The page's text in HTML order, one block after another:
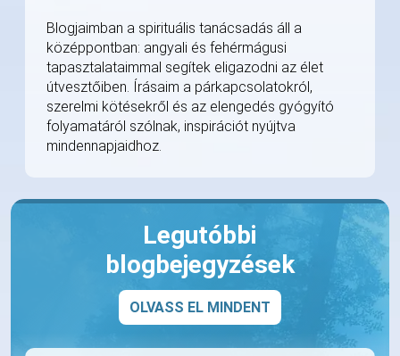
Blogjaimban a spirituális tanácsadás áll a
középpontban: angyali és fehérmágusi
tapasztalataimmal segítek eligazodni az élet
útvesztőiben. Írásaim a párkapcsolatokról,
szerelmi kötésekről és az elengedés gyógyító
folyamatáról szólnak, inspirációt nyújtva
mindennapjaidhoz.
Legutóbbi
blogbejegyzések
OLVASS EL MINDENT